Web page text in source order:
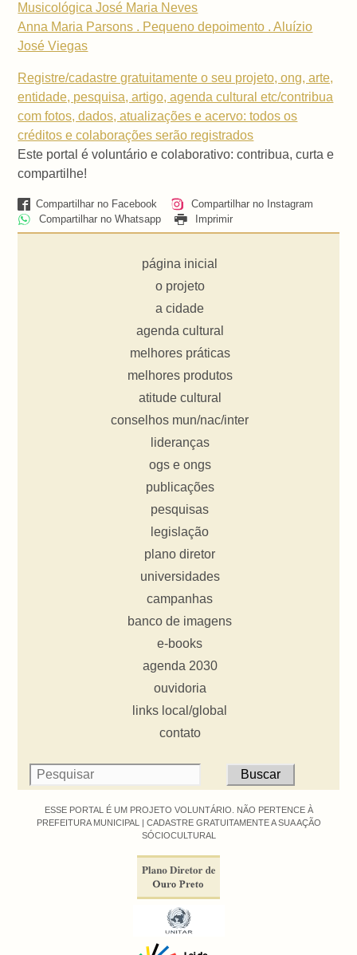
Musicológica José Maria Neves
Anna Maria Parsons . Pequeno depoimento . Aluízio
José Viegas
Registre/cadastre gratuitamente o seu projeto, ong, arte,
entidade, pesquisa, artigo, agenda cultural etc/contribua
com fotos, dados, atualizações e acervo: todos os
créditos e colaborações serão registrados
Este portal é voluntário e colaborativo: contribua, curta e
compartilhe!
Compartilhar no Facebook
Compartilhar no Instagram
Compartilhar no Whatsapp
Imprimir
página inicial
o projeto
a cidade
agenda cultural
melhores práticas
melhores produtos
atitude cultural
conselhos mun/nac/inter
lideranças
ogs e ongs
publicações
pesquisas
legislação
plano diretor
universidades
campanhas
banco de imagens
e-books
agenda 2030
ouvidoria
links local/global
contato
ESSE PORTAL É UM PROJETO VOLUNTÁRIO. NÃO PERTENCE À
PREFEITURA MUNICIPAL | CADASTRE GRATUITAMENTE A SUA AÇÃO
SÓCIOCULTURAL